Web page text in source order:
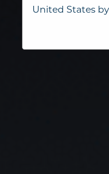
United Statesby